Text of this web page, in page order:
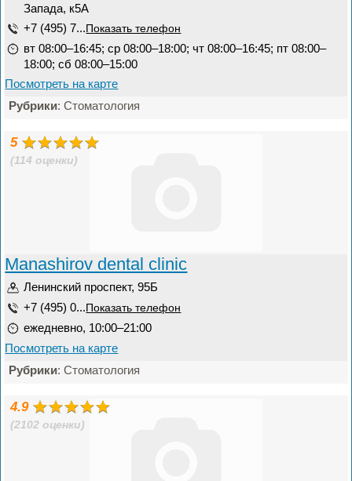
Запада, к5А
+7 (495) 7... Показать телефон
вт 08:00–16:45; ср 08:00–18:00; чт 08:00–16:45; пт 08:00–
18:00; сб 08:00–15:00
Посмотреть на карте
Рубрики: Стоматология
5
(114 оценки)
Manashirov dental clinic
Ленинский проспект, 95Б
+7 (495) 0... Показать телефон
ежедневно, 10:00–21:00
Посмотреть на карте
Рубрики: Стоматология
4.9
(2102 оценки)